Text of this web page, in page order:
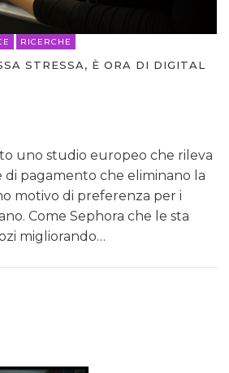
RICERCHE
STRESSA, È ORA DI DIGITAL
uno studio europeo che rileva
pagamento che eliminano la
motivo di preferenza per i
Come Sephora che le sta
migliorando…